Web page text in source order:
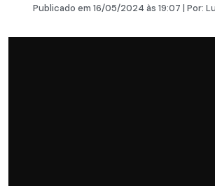
Publicado em 16/05/2024 às 19:07 | Por: